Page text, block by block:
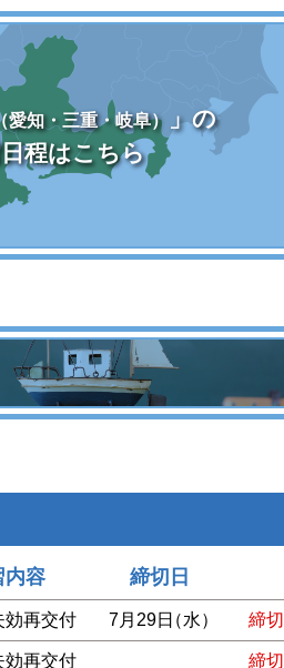
愛知・三重・岐阜）
」の
程はこちら
内容 締切日
効再交付 7月29日（水） 締切
効再交付
締切